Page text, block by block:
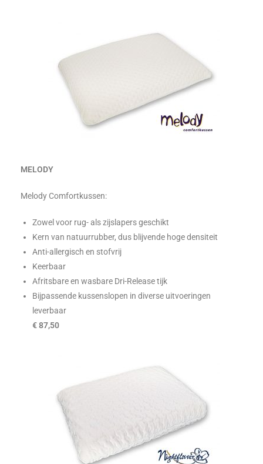
MELODY
Melody Comfortkussen:
Zowel voor rug- als zijslapers geschikt
Kern van natuurrubber, dus blijvende hoge densiteit
Anti-allergisch en stofvrij
Keerbaar
Afritsbare en wasbare Dri-Release tijk
Bijpassende kussenslopen in diverse uitvoeringen
leverbaar
€ 87,50